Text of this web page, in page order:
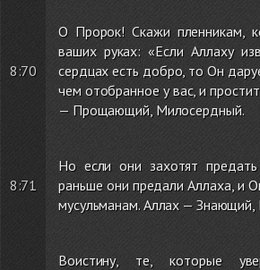
8:70
О Пророк! Скажи пленникам,
ваших руках: «Если Аллаху
сердцах есть добро, то Он
чем отобранное у вас, и
— Прощающий, Милосердный.
8:71
Но если они захотят
раньше они предали Аллаха, и
мусульманам. Аллах —
Воистину, те, которые